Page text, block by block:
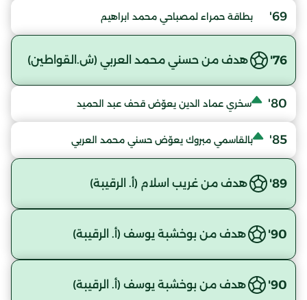
69' بطاقة حمراء لمصباحي محمد ابراهيم
76' هدف من حسني محمد العربي (ش.القواطين)
80' سخري عماد الدين يعوّض قحف عبد الحميد
85' بالقاسمي مبروك يعوّض حسني محمد العربي
89' هدف من غريب اسلام (أ. الرقيبة)
90' هدف من بوخشبة يوسف (أ. الرقيبة)
90' هدف من بوخشبة يوسف (أ. الرقيبة)